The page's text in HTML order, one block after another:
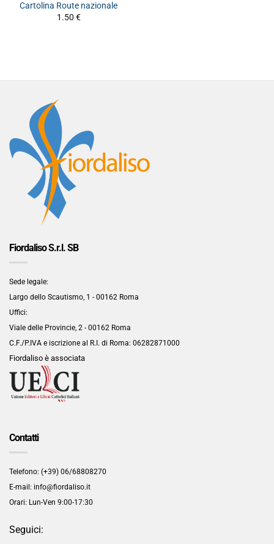
Cartolina Route nazionale
1.50 €
Fiordaliso S.r.l. SB
Sede legale:
Largo dello Scautismo, 1 - 00162 Roma
Uffici:
Viale delle Provincie, 2 - 00162 Roma
C.F./P.IVA e iscrizione al R.I. di Roma: 06282871000
Fiordaliso è associata
Contatti
Telefono: (+39) 06/68808270
E-mail: info@fiordaliso.it
Orari: Lun-Ven 9:00-17:30
Seguici: